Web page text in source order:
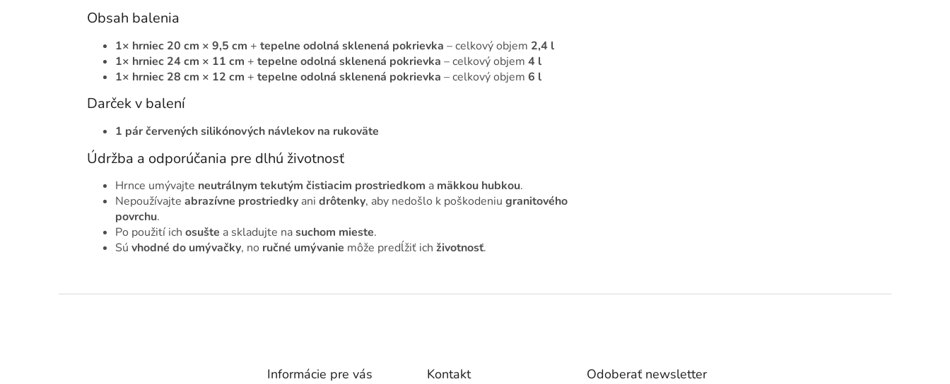
Obsah balenia
1× hrniec 20 cm × 9,5 cm + tepelne odolná sklenená pokrievka – celkový objem 2,4 l
1× hrniec 24 cm × 11 cm + tepelne odolná sklenená pokrievka – celkový objem 4 l
1× hrniec 28 cm × 12 cm + tepelne odolná sklenená pokrievka – celkový objem 6 l
Darček v balení
1 pár červených silikónových návlekov na rukoväte
Údržba a odporúčania pre dlhú životnosť
Hrnce umývajte neutrálnym tekutým čistiacim prostriedkom a mäkkou hubkou.
Nepoužívajte abrazívne prostriedky ani drôtenky, aby nedošlo k poškodeniu granitového
povrchu.
Po použití ich osušte a skladujte nasuchom mieste.
Sú vhodné do umývačky, no ručné umývanie môže predĺžiť ich životnosť.
Informácie pre vás Kontakt Odoberať newsletter